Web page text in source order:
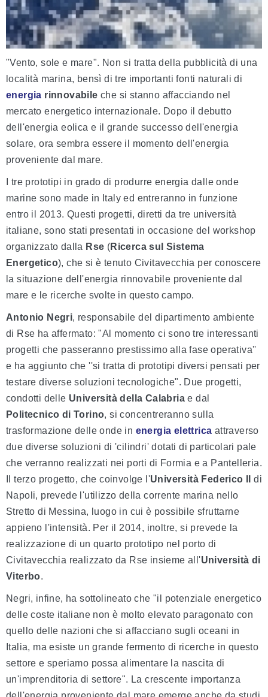
"Vento, sole e mare". Non si tratta della pubblicità di una
località marina, bensì di tre importanti fonti naturali di
energia rinnovabile che si stanno affacciando nel
mercato energetico internazionale. Dopo il debutto
dell'energia eolica e il grande successo dell'energia
solare, ora sembra essere il momento dell'energia
proveniente dal mare.
I tre prototipi in grado di produrre energia dalle onde
marine sono made in Italy ed entreranno in funzione
entro il 2013. Questi progetti, diretti da tre università
italiane, sono stati presentati in occasione del workshop
organizzato dalla Rse (Ricerca sul Sistema
Energetico), che si è tenuto Civitavecchia per conoscere
la situazione dell'energia rinnovabile proveniente dal
mare e le ricerche svolte in questo campo.
Antonio Negri, responsabile del dipartimento ambiente
di Rse ha affermato: "Al momento ci sono tre interessanti
progetti che passeranno prestissimo alla fase operativa''
e ha aggiunto che ''si tratta di prototipi diversi pensati per
testare diverse soluzioni tecnologiche". Due progetti,
condotti delle Università della Calabria e dal
Politecnico di Torino, si concentreranno sulla
trasformazione delle onde in energia elettrica attraverso
due diverse soluzioni di 'cilindri' dotati di particolari pale
che verranno realizzati nei porti di Formia e a Pantelleria.
Il terzo progetto, che coinvolge l'Università Federico II
di
Napoli, prevede l'utilizzo della corrente marina nello
Stretto di Messina, luogo in cui è possibile sfruttarne
appieno l'intensità. Per il 2014, inoltre, si prevede la
realizzazione di un quarto prototipo nel porto di
Civitavecchia realizzato da Rse insieme all'Università di
Viterbo.
Negri, infine, ha sottolineato che "il potenziale energetico
delle coste italiane non è molto elevato paragonato con
quello delle nazioni che si affacciano sugli oceani in
Italia, ma esiste un grande fermento di ricerche in questo
settore e speriamo possa alimentare la nascita di
un'imprenditoria di settore". La crescente importanza